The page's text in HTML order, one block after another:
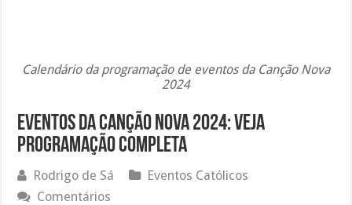
Calendário da programação de eventos da Canção Nova
2024
Eventos da Canção Nova 2024: Veja
programação completa
Rodrigo de Sá
Eventos Católicos
Comentários